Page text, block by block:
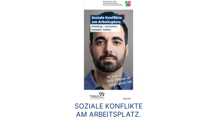
SOZIALE KONFLIKTE
AM ARBEITSPLATZ.